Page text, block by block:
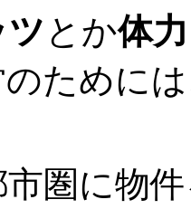
ツ とか体力
ために
市圏に物